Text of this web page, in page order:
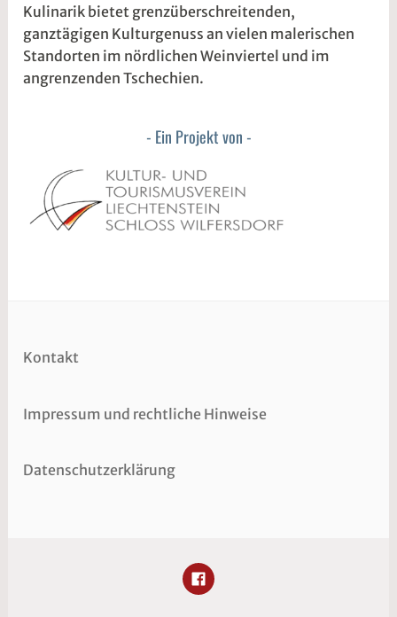
Kulinarik bietet grenzüberschreitenden,
ganztägigen Kulturgenuss an vielen malerischen
Standorten im nördlichen Weinviertel und im
angrenzenden Tschechien.
Ein Projekt von
Kontakt
Impressum und rechtliche Hinweise
Datenschutzerklärung
FACEBOOK